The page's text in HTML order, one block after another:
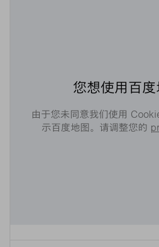
您想使用百度
由于您未同意我们使用
示百度地图。请调整您的